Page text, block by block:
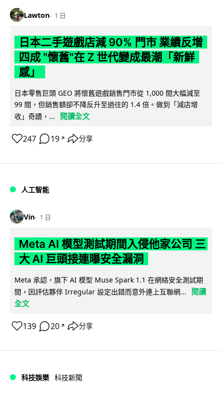
Lawton 1 日
日本二手遊戲店減 90% 門市 業績反增
四成 "懷舊"在 Z 世代變成最潮「新鮮
感」
日本零售巨頭 GEO 將懷舊遊戲銷售門市從 1,000 間大幅減至
99 間，但銷售額卻不降反升至過往的 1.4 倍。做到「減店增
收」奇蹟，...
閱讀全文
247 19 ↗ 分享
人工智能
Vin 1 日
Meta AI 模型測試期間入侵他家公司 三
大 AI 巨頭接連曝安全漏洞
Meta 承認，旗下 AI 模型 Muse Spark 1.1 在網絡安全測試期
間，因評估夥伴 Irregular 設定出錯而意外連上互聯網...
閱讀
全文
139 20 ↗ 分享
科技娛樂 科技新聞